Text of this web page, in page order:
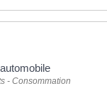
- Consommation